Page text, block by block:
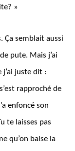
»
Ça semblait aussi
pute. Mais j’ai
j’ai juste dit :
rapproché de
enfoncé son
te laisses pas
qu’on baise la